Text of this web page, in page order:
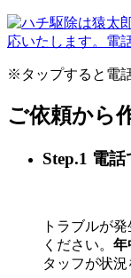
※タップすると電
ご依頼から
Step.1 電
トラブルが
ください。 年
タッフが状況